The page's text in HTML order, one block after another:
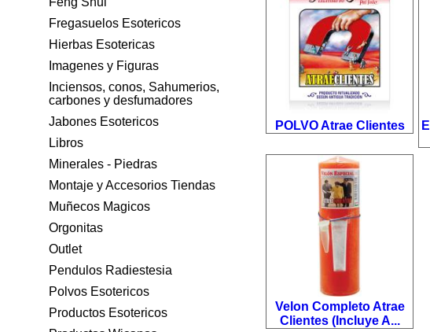
Fregasuelos Esotericos
Hierbas Esotericas
Imagenes y Figuras
Inciensos, conos, Sahumerios,
carbones y desfumadores
Jabones Esotericos
Libros
Minerales - Piedras
Montaje y Accesorios Tiendas
Muñecos Magicos
Orgonitas
Outlet
Pendulos Radiestesia
Polvos Esotericos
Productos Esotericos
POLVO Atrae Clientes
Velon Completo Atrae
Clientes (Incluye A...